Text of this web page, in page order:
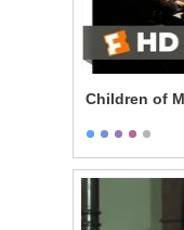
Children of